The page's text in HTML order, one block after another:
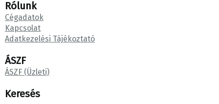
Rólunk
Cégadatok
Kapcsolat
Adatkezelési Tájékoztató
ÁSZF
ÁSZF (Üzleti)
Keresés